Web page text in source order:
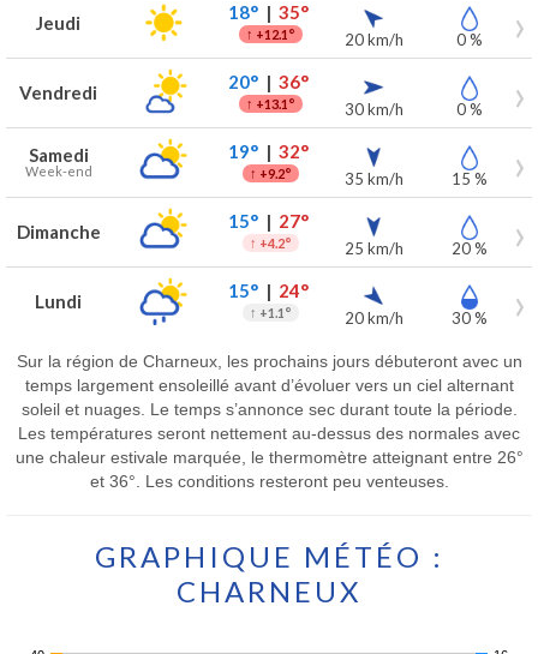
Jeudi 18°| 35°
↑ +12.1° 20 km/h 0 %
Vendredi 20°| 36°
↑ +13.1° 30 km/h 0 %
Samedi
Week-end
19°| 32°
↑ +9.2° 35 km/h 15 %
Dimanche 15°| 27°
↑ +4.2° 25 km/h 20 %
Lundi 15°| 24°
↑ +1.1° 20 km/h 30 %
Sur la région de Charneux, les prochains jours débuteront avec un
temps largement ensoleillé avant d’évoluer vers un ciel alternant
soleil et nuages. Le temps s’annonce sec durant toute la période.
Les températures seront nettement au-dessus des normales avec
une chaleur estivale marquée, le thermomètre atteignant entre 26°
et 36°. Les conditions resteront peu venteuses.
GRAPHIQUE MÉTÉO :
CHARNEUX